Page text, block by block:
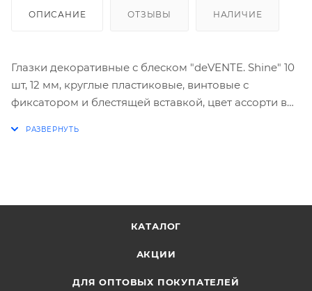
ОПИСАНИЕ ОТЗЫВЫ НАЛИЧИЕ
Глазки декоративные с блеском "deVENTE. Shine" 10
шт, 12 мм, круглые пластиковые, винтовые с
фиксатором и блестящей вставкой, цвет ассорти в
КАТАЛОГ
АКЦИИ
ДЛЯ ОПТОВЫХ ПОКУПАТЕЛЕЙ